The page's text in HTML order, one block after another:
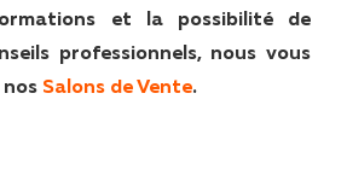
et la possibilité de
professionnels, nous vous
Salons de Vente.